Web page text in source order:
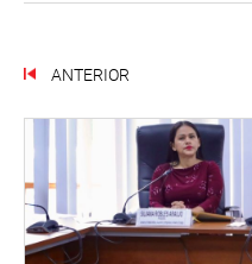
ANTERIOR